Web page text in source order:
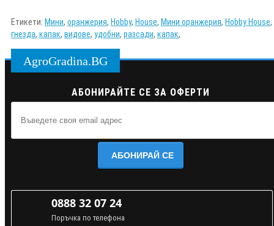
Етикети: Мини, оранжерия, Hobby, House, Мини оранжерия, Hobby House,
гнезда, капак, видове, удобни, разсади, капак,
AgroGradina.BG
АБОНИРАЙТЕ СЕ ЗА ОФЕРТИ
АБОНИРАЙ СЕ
0888 32 07 24
Поръчка по телефона